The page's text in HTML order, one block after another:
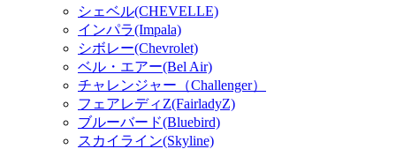
シェベル(CHEVELLE)
インパラ(Impala)
シボレー(Chevrolet)
ベル・エアー(Bel Air)
チャレンジャー（Challenger）
フェアレディZ(FairladyZ)
ブルーバード(Bluebird)
スカイライン(Skyline)